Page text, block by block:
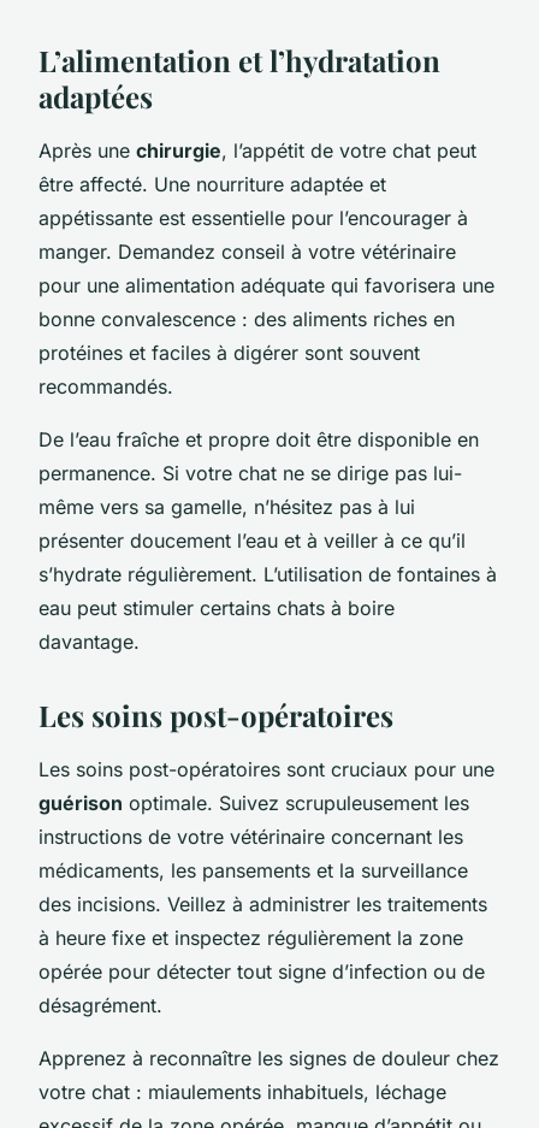
L’alimentation et l’hydratation
adaptées
Après une chirurgie, l’appétit de votre chat peut
être affecté. Une nourriture adaptée et
appétissante est essentielle pour l’encourager à
manger. Demandez conseil à votre vétérinaire
pour une alimentation adéquate qui favorisera une
bonne convalescence : des aliments riches en
protéines et faciles à digérer sont souvent
recommandés.
De l’eau fraîche et propre doit être disponible en
permanence. Si votre chat ne se dirige pas lui-
même vers sa gamelle, n’hésitez pas à lui
présenter doucement l’eau et à veiller à ce qu’il
s’hydrate régulièrement. L’utilisation de fontaines à
eau peut stimuler certains chats à boire
davantage.
Les soins post-opératoires
Les soins post-opératoires sont cruciaux pour une
guérison optimale. Suivez scrupuleusement les
instructions de votre vétérinaire concernant les
médicaments, les pansements et la surveillance
des incisions. Veillez à administrer les traitements
à heure fixe et inspectez régulièrement la zone
opérée pour détecter tout signe d’infection ou de
désagrément.
Apprenez à reconnaître les signes de douleur chez
votre chat : miaulements inhabituels, léchage